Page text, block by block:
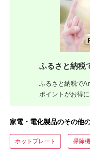
ふるさと納税
ふるさと納税で
ポイントがお得
家電・電化製品のその他
ホットプレート 掃除